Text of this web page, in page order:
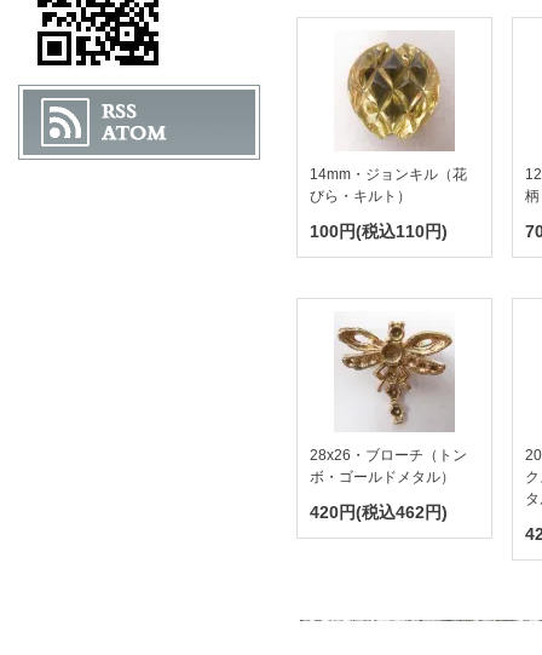
14mm・ジョンキル（花
びら・キルト）
100円(税込110円)
28x26・ブローチ（トン
ボ・ゴールドメタル）
420円(税込462円)